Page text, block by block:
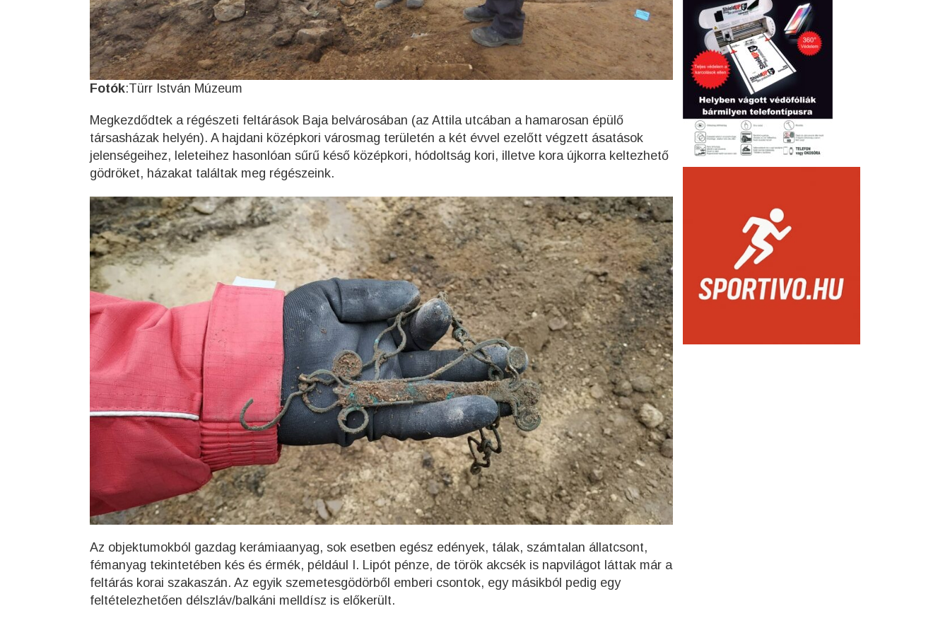
Fotók:Türr István Múzeum
Megkezdődtek a régészeti feltárások Baja belvárosában (az Attila utcában a hamarosan épülő
társasházak helyén). A hajdani középkori városmag területén a két évvel ezelőtt végzett ásatások
jelenségeihez, leleteihez hasonlóan sűrű késő középkori, hódoltság kori, illetve kora újkorra keltezhető
gödröket, házakat találtak meg régészeink.
Az objektumokból gazdag kerámiaanyag, sok esetben egész edények, tálak, számtalan állatcsont,
fémanyag tekintetében kés és érmék, például I. Lipót pénze, de török akcsék is napvilágot láttak már a
feltárás korai szakaszán. Az egyik szemetesgödörből emberi csontok, egy másikból pedig egy
feltételezhetően délszláv/balkáni melldísz is előkerült.